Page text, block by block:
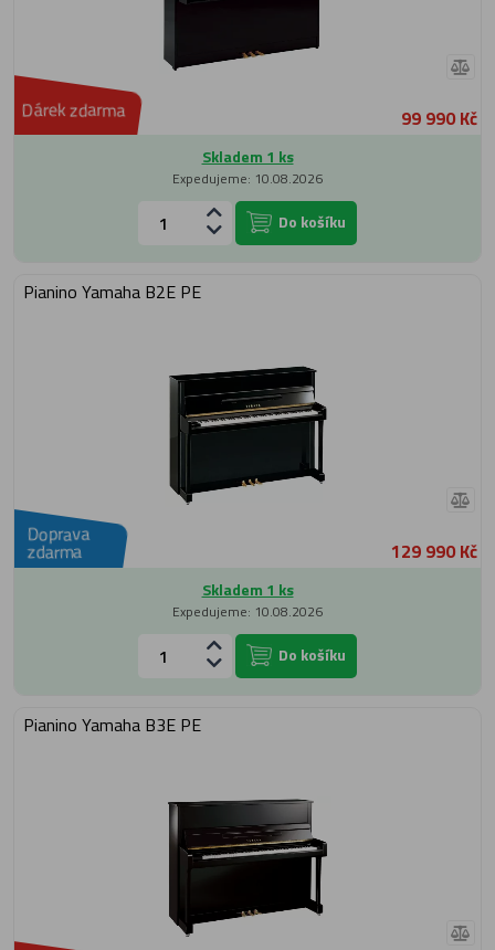
Dárek zdarma 99 990 Kč
Skladem 1 ks
Expedujeme: 10.08.2026
Do košíku
Pianino Yamaha B2E PE
Doprava
zdarma 129 990 Kč
Skladem 1 ks
Expedujeme: 10.08.2026
Do košíku
Pianino Yamaha B3E PE